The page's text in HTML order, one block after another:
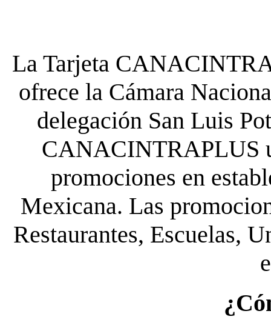
La Tarjeta
ofrece la Cámara
delegación San Luis
CANACINTRAPLUS
promociones en
Mexicana. Las
Restaurantes, Escuelas,